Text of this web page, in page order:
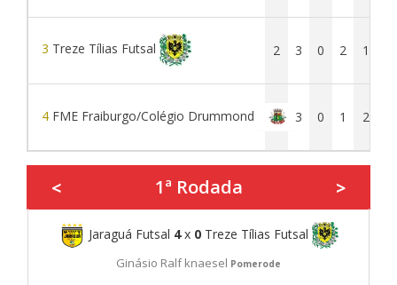
3 Treze Tílias Futsal 2 3 0 2 1
4 FME Fraiburgo/Colégio Drummond 1 3 0 1 2
< 1ª Rodada >
Jaraguá Futsal 4x 0 Treze Tílias Futsal
Ginásio Ralf knaesel Pomerode